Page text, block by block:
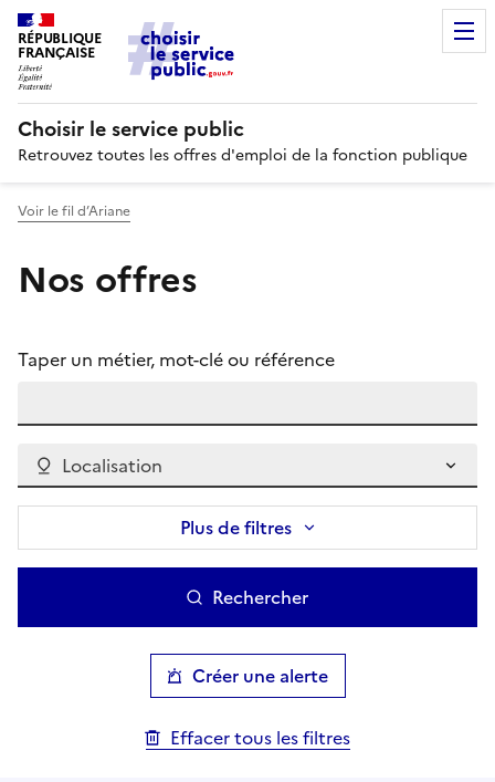
RÉPUBLIQUE
FRANÇAISE
Choisir le service public
Retrouvez toutes les offres d'emploi de la fonction publique
Voir le fil d’Ariane
Nos offres
Taper un métier, mot-clé ou référence
Localisation
Plus de filtres
Rechercher
Créer une alerte
Effacer tous les filtres